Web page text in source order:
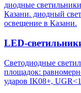
диодные
Казани. диодный
освещение в Казани.
LED-
Светодиодные
площадок:
ударов IK08+,